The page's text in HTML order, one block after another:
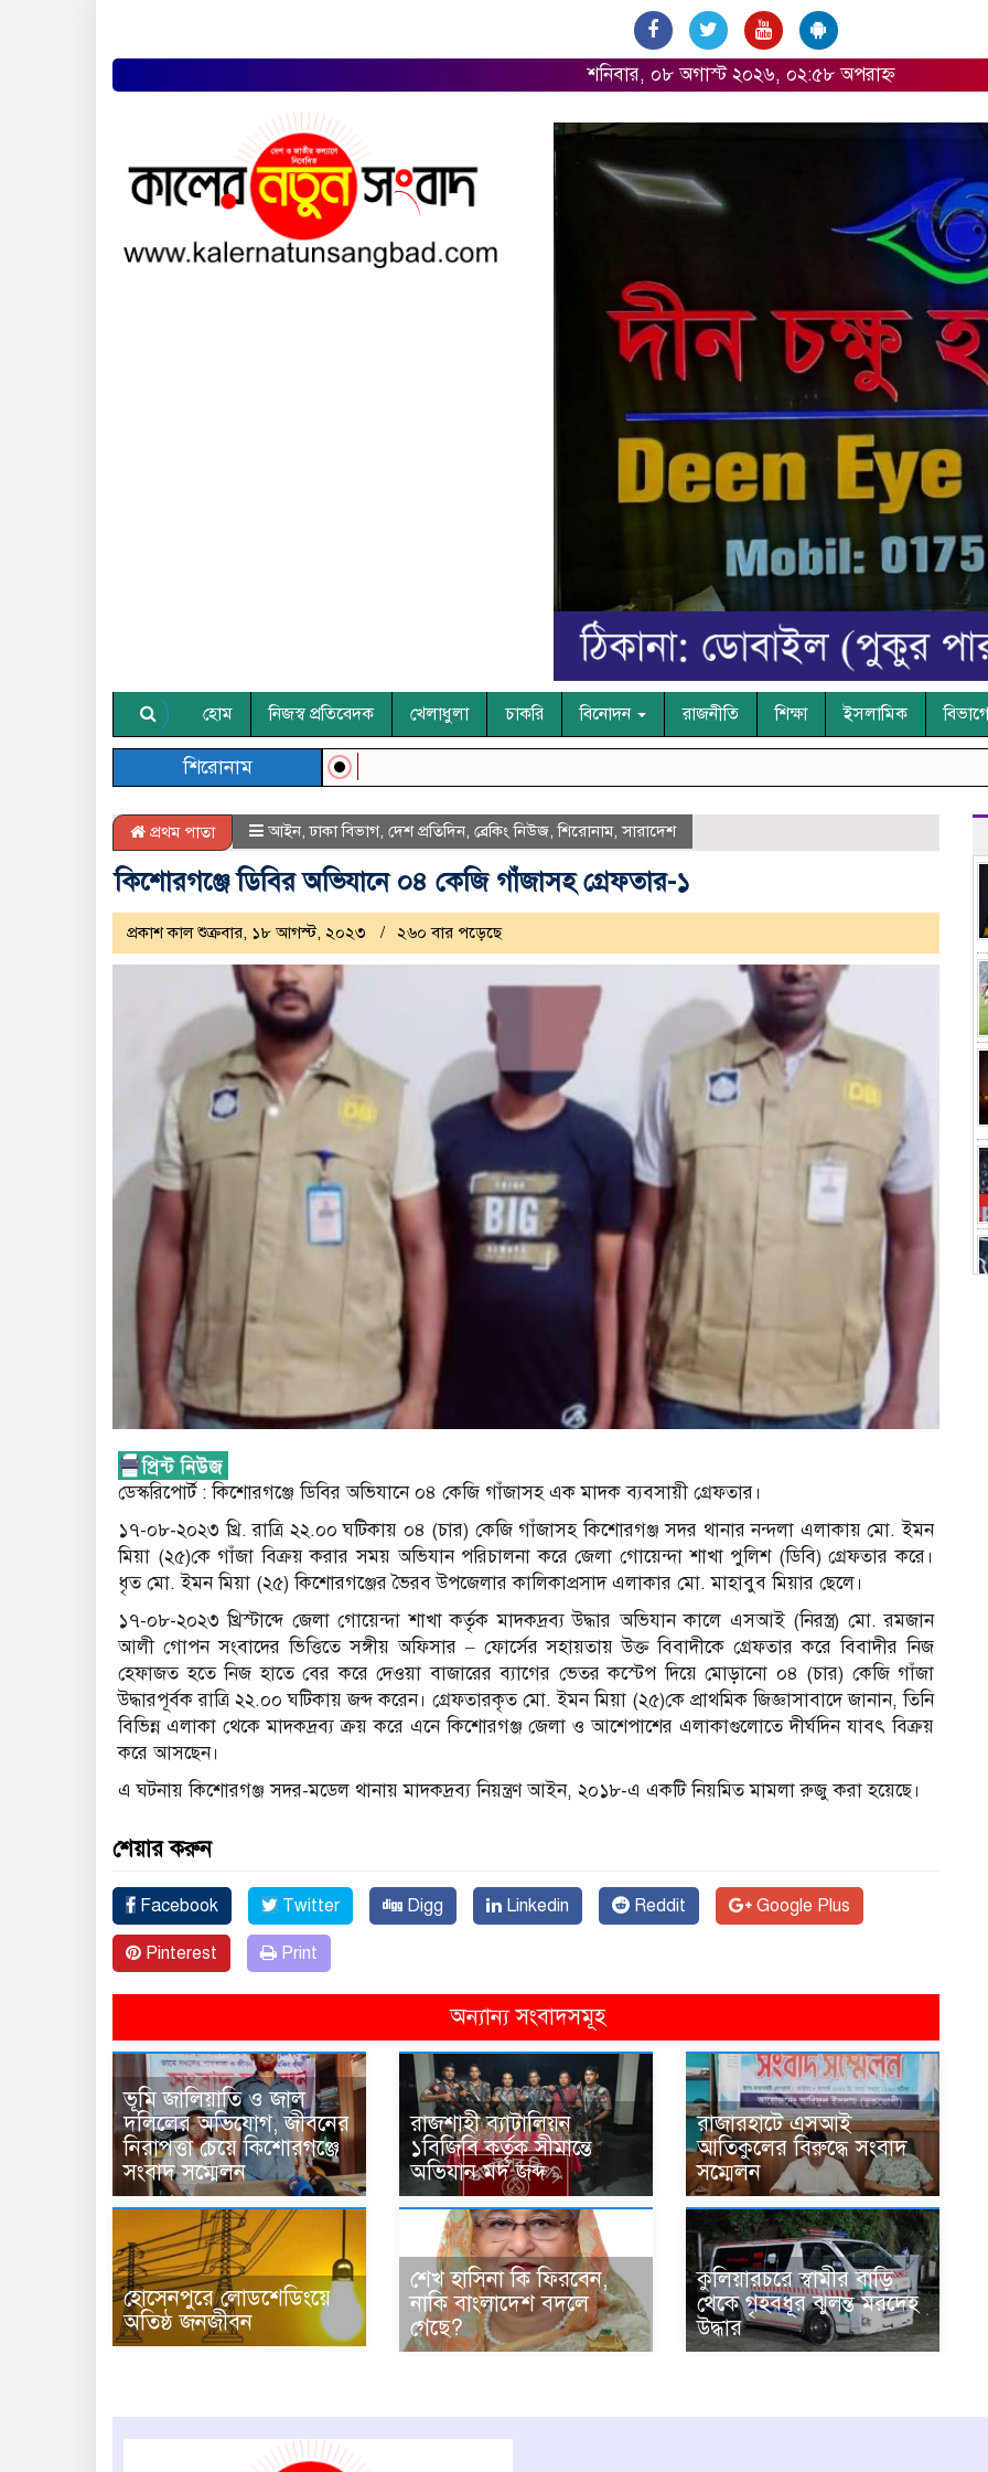
শনিবার, ০৮ অগাস্ট ২০২৬, ০২:৫৮ অপরাহ্ন
হোম নিজস্ব প্রতিবেদক খেলাধুলা চাকরি বিনোদন রাজনীতি শিক্ষা ইসলামিক
শিরোনাম
প্রথম পাতা আইন,ঢাকা বিভাগ, দেশ প্রতিদিন, ব্রেকিং নিউজ,শিরোনাম,সারাদেশ
কিশোরগঞ্জে ডিবির অভিযানে ০৪ কেজি গাঁজাসহ গ্রেফতার-১
প্রকাশ কাল শুক্রবার, ১৮ আগস্ট, ২০২৩ ২৬০ বার পড়েছে
ডেস্করিপোর্ট : কিশোরগঞ্জে ডিবির অভিযানে ০৪ কেজি গাঁজাসহ এক মাদক ব্যবসায়ী গ্রেফতার।
১৭-০৮-২০২৩ খ্রি. রাত্রি ২২.০০ ঘটিকায় ০৪ (চার) কেজি গাঁজাসহ কিশোরগঞ্জ সদর থানার নন্দলা এলাকায় মো. ইমন
মিয়া (২৫)কে গাঁজা বিক্রয় করার সময় অভিযান পরিচালনা করে জেলা গোয়েন্দা শাখা পুলিশ (ডিবি) গ্রেফতার করে।
ধৃত মো. ইমন মিয়া (২৫) কিশোরগঞ্জের ভৈরব উপজেলার কালিকাপ্রসাদ এলাকার মো. মাহাবুব মিয়ার ছেলে।
১৭-০৮-২০২৩ খ্রিস্টাব্দে জেলা গোয়েন্দা শাখা কর্তৃক মাদকদ্রব্য উদ্ধার অভিযান কালে এসআই (নিরস্ত্র) মো. রমজান
আলী গোপন সংবাদের ভিত্তিতে সঙ্গীয় অফিসার – ফোর্সের সহায়তায় উক্ত বিবাদীকে গ্রেফতার করে বিবাদীর নিজ
হেফাজত হতে নিজ হাতে বের করে দেওয়া বাজারের ব্যাগের ভেতর কস্টেপ দিয়ে মোড়ানো ০৪ (চার) কেজি গাঁজা
উদ্ধারপূর্বক রাত্রি ২২.০০ ঘটিকায় জব্দ করেন। গ্রেফতারকৃত মো. ইমন মিয়া (২৫)কে প্রাথমিক জিজ্ঞাসাবাদে জানান, তিনি
বিভিন্ন এলাকা থেকে মাদকদ্রব্য ক্রয় করে এনে কিশোরগঞ্জ জেলা ও আশেপাশের এলাকাগুলোতে দীর্ঘদিন যাবৎ বিক্রয়
করে আসছেন।
এ ঘটনায় কিশোরগঞ্জ সদর-মডেল থানায় মাদকদ্রব্য নিয়ন্ত্রণ আইন, ২০১৮-এ একটি নিয়মিত মামলা রুজু করা হয়েছে।
শেয়ার করুন
Facebook Twitter Digg Linkedin Reddit Google Plus
Pinterest Print
অন্যান্য সংবাদসমূহ
ভূমি জালিয়াতি ও জাল
দলিলের অভিযোগ, জীবনের
নিরাপত্তা চেয়ে কিশোরগঞ্জে
সংবাদ সম্মেলন
রাজশাহী ব্যাটালিয়ন
১বিজিবি কর্তৃক সীমান্তে
অভিযান মদ জব্দ
রাজারহাটে এসআই
আতিকুলের বিরুদ্ধে সংবাদ
সম্মেলন
হোসেনপুরে লোডশেডিংয়ে
অতিষ্ঠ জনজীবন
শেখ হাসিনা কি ফিরবেন,
নাকি বাংলাদেশ বদলে
গেছে?
কুলিয়ারচরে স্বামীর বাড়ি
থেকে গৃহবধূর ঝুলন্ত মরদেহ
উদ্ধার